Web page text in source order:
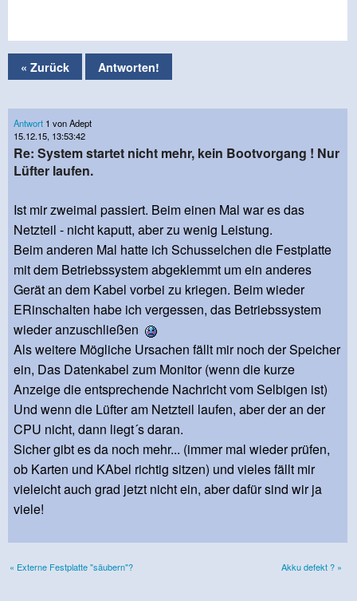
« Zurück Antworten!
Antwort 1 von Adept
15.12.15, 13:53:42
Re: System startet nicht mehr, kein Bootvorgang ! Nur
Lüfter laufen.
Ist mir zweimal passiert. Beim einen Mal war es das
Netzteil - nicht kaputt, aber zu wenig Leistung.
Beim anderen Mal hatte ich Schusselchen die Festplatte
mit dem Betriebssystem abgeklemmt um ein anderes
Gerät an dem Kabel vorbei zu kriegen. Beim wieder
ERinschalten habe ich vergessen, das Betriebssystem
wieder anzuschließen
Als weitere Mögliche Ursachen fällt mir noch der Speicher
ein, Das Datenkabel zum Monitor (wenn die kurze
Anzeige die entsprechende Nachricht vom Selbigen ist)
Und wenn die Lüfter am Netzteil laufen, aber der an der
CPU nicht, dann liegt´s daran.
Sicher gibt es da noch mehr... (immer mal wieder prüfen,
ob Karten und KAbel richtig sitzen) und vieles fällt mir
vieleicht auch grad jetzt nicht ein, aber dafür sind wir ja
viele!
« Externe Festplatte "säubern"? Akku defekt ? »